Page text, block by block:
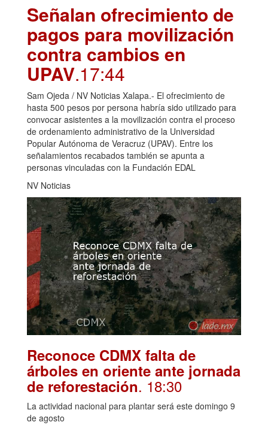
Señalan ofrecimiento de
pagos para movilización
contra cambios en
UPAV.17:44
Sam Ojeda / NV Noticias Xalapa.- El ofrecimiento de
hasta 500 pesos por persona habría sido utilizado para
convocar asistentes a la movilización contra el proceso
de ordenamiento administrativo de la Universidad
Popular Autónoma de Veracruz (UPAV). Entre los
señalamientos recabados también se apunta a
personas vinculadas con la Fundación EDAL
NV Noticias
Reconoce CDMX falta de
árboles en oriente ante jornada
de reforestación. 18:30
La actividad nacional para plantar será este domingo 9
de agosto